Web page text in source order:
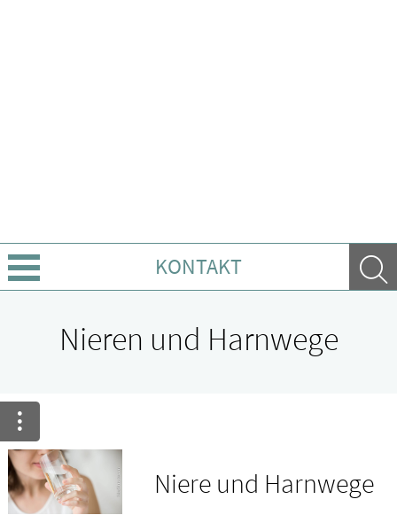
KONTAKT
Ratgeber
Krankheiten & Therapie
GESUND IM ALTER
Nieren und Harnwege
Niere und Harnwege